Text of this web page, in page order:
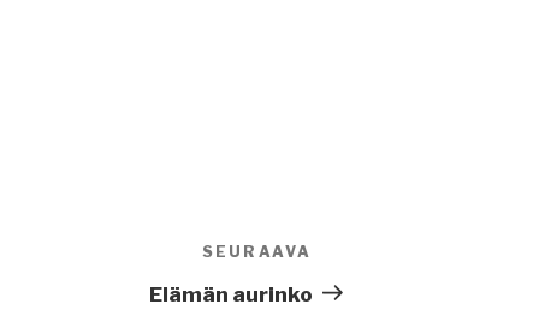
artikkeli
SEURAAVA
Elämän aurinko